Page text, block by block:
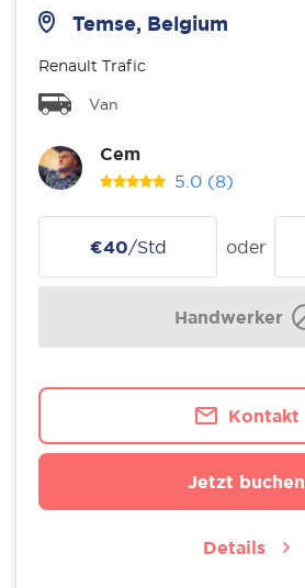
Temse, Belgium
Renault Trafic
Van
Cem
5.0 (8)
€40/Std oder
Handwerker
Kontakt
Jetzt buchen
Details